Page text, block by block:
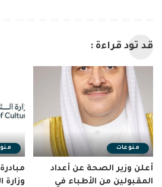
قد تود قراءة :
منوعات
أعلن وزير الصحة عن أعداد
المقبولين من الأطباء في
وزارة